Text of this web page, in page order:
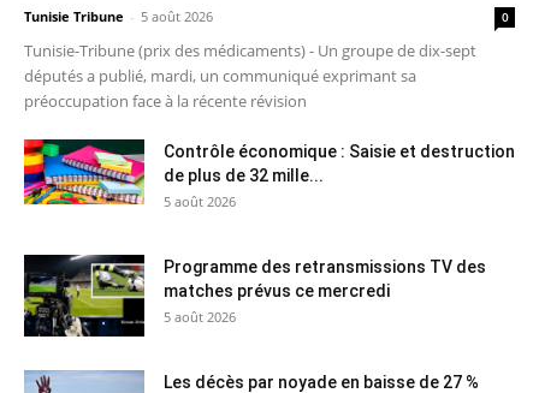
Tunisie Tribune - 5 août 2026 0
Tunisie-Tribune (prix des médicaments) - Un groupe de dix-sept
députés a publié, mardi, un communiqué exprimant sa
préoccupation face à la récente révision
Contrôle économique : Saisie et destruction
de plus de 32 mille...
5 août 2026
Programme des retransmissions TV des
matches prévus ce mercredi
5 août 2026
Les décès par noyade en baisse de 27 %